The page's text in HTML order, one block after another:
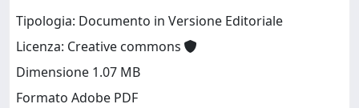
Tipologia: Documento in Versione Editoriale
Licenza: Creative commons
Dimensione 1.07 MB
Formato Adobe PDF